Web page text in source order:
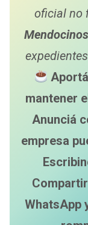
oficial no
Mendocinos
mantener
Anunciá
empresa
WhatsApp